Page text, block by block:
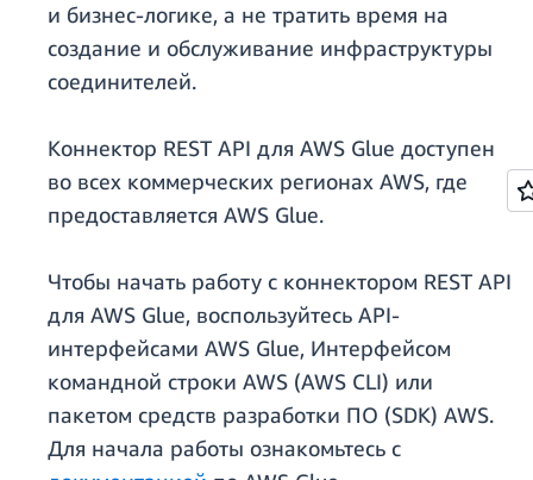
и бизнес-логике, а не тратить время на
создание и обслуживание инфраструктуры
соединителей.
Коннектор REST API для AWS Glue доступен
во всех коммерческих регионах AWS, где
предоставляется AWS Glue.
Чтобы начать работу с коннектором REST API
для AWS Glue, воспользуйтесь API-
интерфейсами AWS Glue, Интерфейсом
командной строки AWS (AWS CLI) или
пакетом средств разработки ПО (SDK) AWS.
Для начала работы ознакомьтесь с